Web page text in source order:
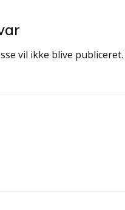
vil ikke blive publiceret.